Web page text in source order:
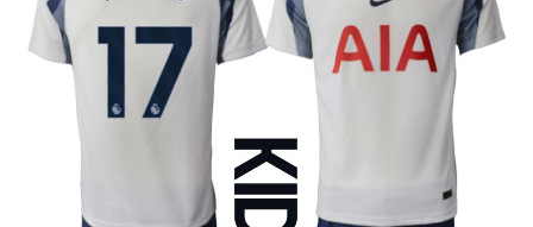
Mitt konto
Storleksguiden
Varukorg